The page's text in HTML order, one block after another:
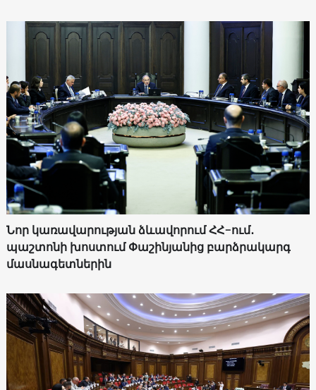
Նոր կառավարության ձևավորում ՀՀ-ում․
պաշտոնի խոստում Փաշինյանից բարձրակարգ
մասնագետներին